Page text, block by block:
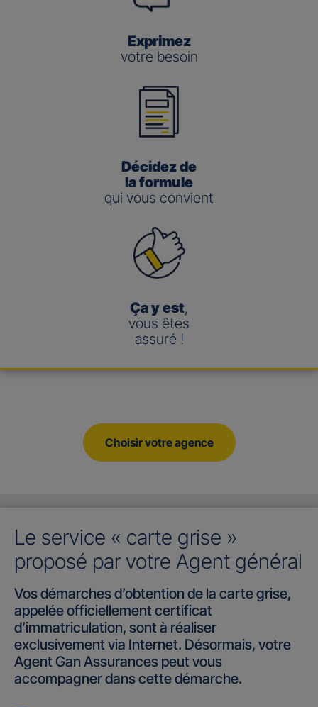
Exprimez
votre besoin
Décidez de
la formule
qui vous convient
Ça y est,
vous êtes
assuré !
Choisir votre agence
Le service « carte grise »
proposé par votre Agent général
Vos démarches d’obtention de la carte grise,
appelée officiellement certificat
d’immatriculation, sont à réaliser
exclusivement via Internet. Désormais, votre
Agent Gan Assurances peut vous
accompagner dans cette démarche.